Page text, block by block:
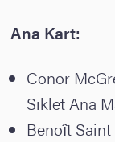
Ana Kart:
Conor
Sıklet Ana
Benoît